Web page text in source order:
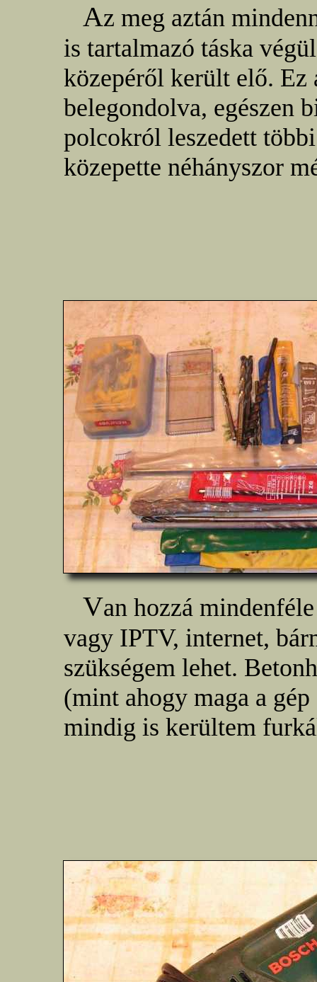
Az meg aztán
is tartalmazó táska
közepéről került elő.
belegondolva, egészen
polcokról leszedett
közepette néhányszor
Van hozzá
vagy IPTV, internet,
szükségem lehet.
(mint ahogy maga a
mindig is kerültem